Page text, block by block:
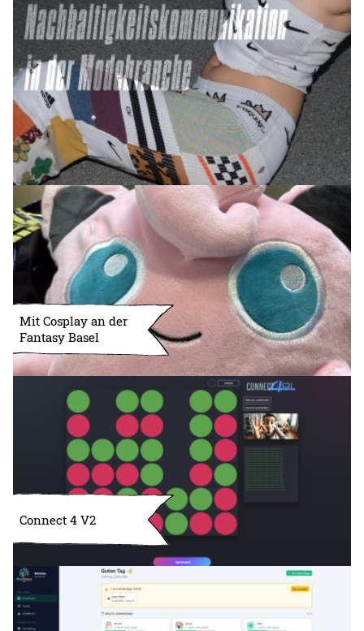
Mit Cosplay an der
Fantasy Basel
Connect 4 V2